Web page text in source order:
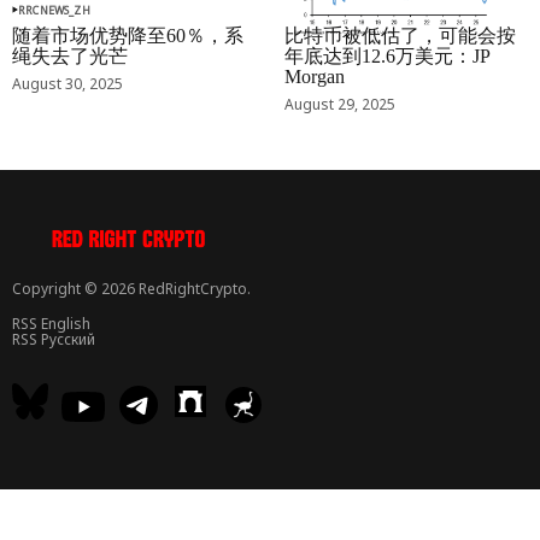
RRCNEWS_ZH
随着市场优势降至60％，系
绳失去了光芒
August 30, 2025
RRCNEWS_ZH
比特币被低估了，可能会按
年底达到12.6万美元：JP
Morgan
August 29, 2025
Copyright © 2026 RedRightCrypto.
RSS English
RSS Русский